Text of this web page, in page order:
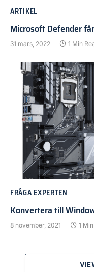
ARTIKEL
Microsoft Defender
31 mars, 2022 1 Min
FRÅGA EXPERTEN
Konvertera till
8 november, 2021 1